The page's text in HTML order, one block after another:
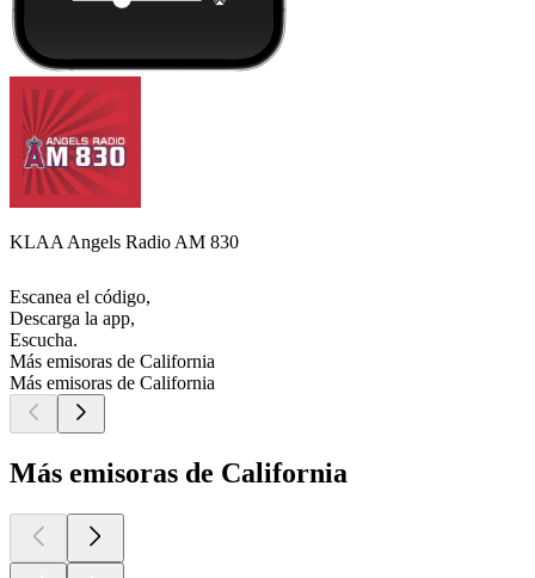
KLAA Angels Radio AM 830
Escanea el código,
Descarga la app,
Escucha.
Más emisoras de California
Más emisoras de California
Más emisoras de California